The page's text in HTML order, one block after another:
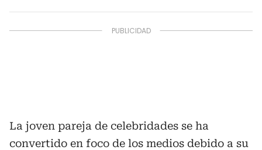
La joven pareja de celebridades se ha
convertido en foco de los medios debido a su